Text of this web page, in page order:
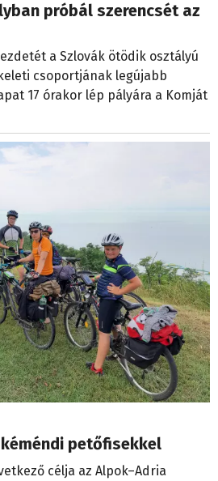
próbál szerencsét az
a Szlovák ötödik osztályú
csoportjának legújabb
17 órakor lép pályára a Komját
petőfisekkel
célja az Alpok–Adria